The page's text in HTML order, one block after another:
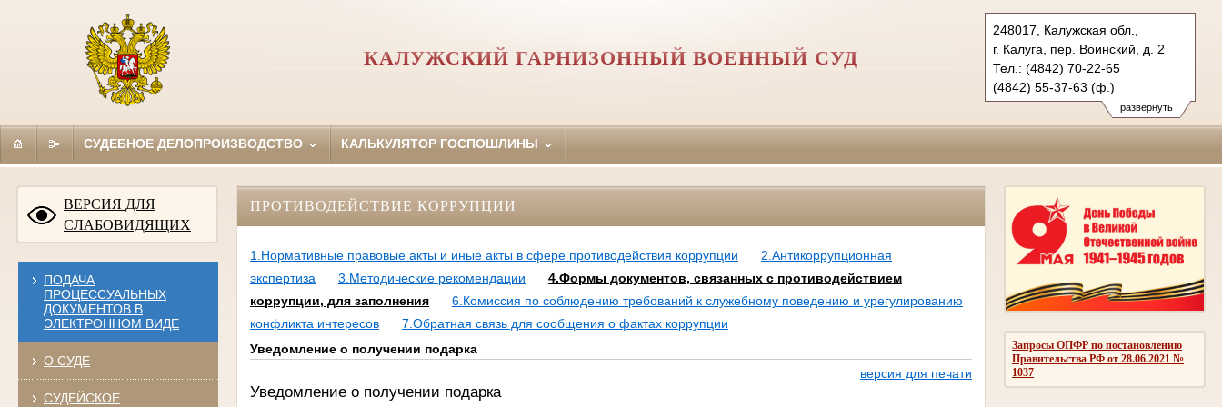
развернуть
248017, Калужская обл.,
г. Калуга, пер. Воинский, д. 2
Тел.: (4842) 70-22-65
(4842) 55-37-63 (ф.)
kgvs.klg@sudrf.ru
КАЛУЖСКИЙ ГАРНИЗОННЫЙ ВОЕННЫЙ СУД
СУДЕБНОЕ ДЕЛОПРОИЗВОДСТВО КАЛЬКУЛЯТОР ГОСПОШЛИНЫ
ВЕРСИЯ ДЛЯ
СЛАБОВИДЯЩИХ
ПОДАЧА
ПРОЦЕССУАЛЬНЫХ
ДОКУМЕНТОВ В
ЭЛЕКТРОННОМ ВИДЕ
О СУДЕ
СУДЕЙСКОЕ
Запросы ОПФР по постановлению
Правительства РФ от 28.06.2021 №
1037
ПРОТИВОДЕЙСТВИЕ КОРРУПЦИИ
1.Нормативные правовые акты и иные акты в сфере противодействия коррупции
2.Антикоррупционная
экспертиза
3.Методические рекомендации
4.Формы документов, связанных с противодействием
коррупции, для заполнения
6.Комиссия по соблюдению требований к служебному поведению и урегулированию
конфликта интересов
7.Обратная связь для сообщения о фактах коррупции
Уведомление о получении подарка
версия для печати
Уведомление о получении подарка